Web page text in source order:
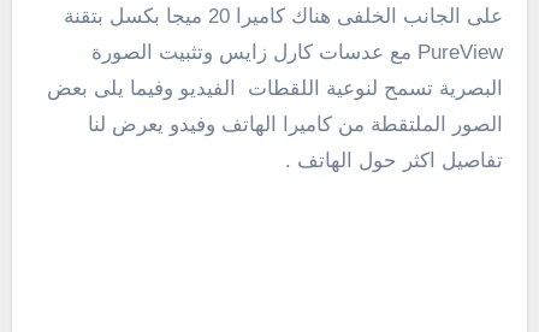
على الجانب الخلفى هناك كاميرا 20 ميجا بكسل بتقنة
PureView مع عدسات كارل زايس وتثبيت الصورة
البصرية تسمح لنوعية اللقطات الفيديو وفيما يلى بعض
الصور الملتقطة من كاميرا الهاتف وفيدو يعرض لنا
تفاصيل اكثر حول الهاتف .